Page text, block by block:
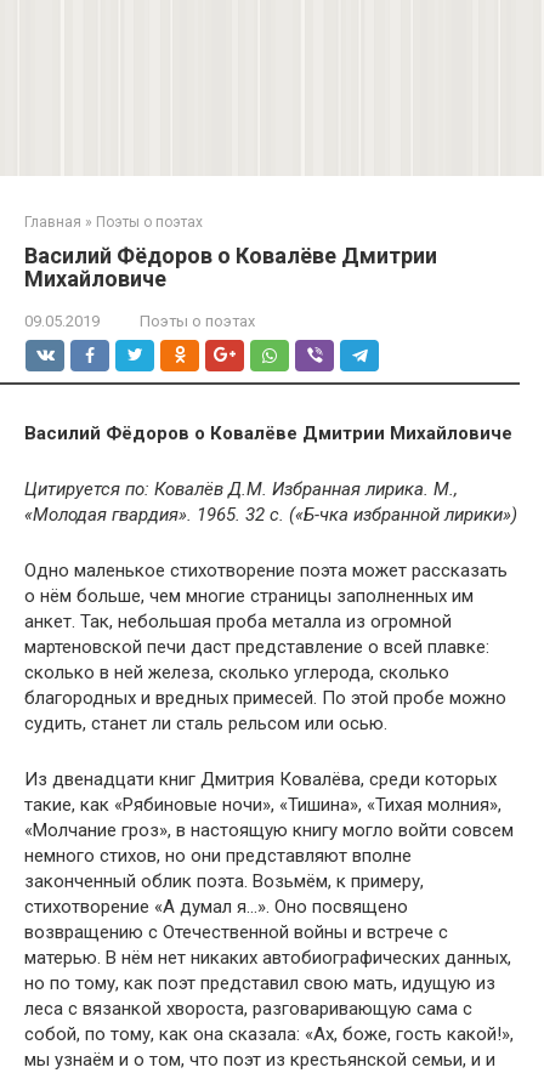
Главная » Поэты о поэтах
Василий Фёдоров о Ковалёве Дмитрии
Михайловиче
09.05.2019 Поэты о поэтах
Василий Фёдоров о Ковалёве Дмитрии Михайловиче
Цитируется по: Ковалёв Д.М. Избранная лирика. М.,
«Молодая гвардия». 1965. 32 с. («Б-чка избранной лирики»)
Одно маленькое стихотворение поэта может рассказать
о нём больше, чем многие страницы заполненных им
анкет. Так, небольшая проба металла из огромной
мартеновской печи даст представление о всей плавке:
сколько в ней железа, сколько углерода, сколько
благородных и вредных примесей. По этой пробе можно
судить, станет ли сталь рельсом или осью.
Из двенадцати книг Дмитрия Ковалёва, среди котоpых
такие, как «Рябиновые ночи», «Тишина», «Тихая молния»,
«Молчание гроз», в настоящую книгу могло войти совсем
немного стихов, но они представляют вполне
законченный облик поэта. Возьмём, к примеру,
стихотворение «А думал я…». Оно посвящено
возвращению с Отечественной войны и встрече с
матерью. В нём нет никаких автобиографических данных,
но по тому, как поэт представил свою мать, идущую из
леса с вязанкой хвороста, разговаривающую сама с
собой, по тому, как она сказала: «Ах, бoже, гость какой!»,
мы узнаём и о том, что поэт из крестьянской семьи, и и